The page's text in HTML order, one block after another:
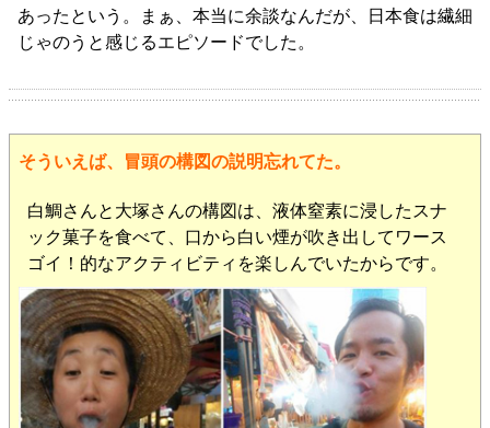
あったという。まぁ、本当に余談なんだが、日本食は繊細
じゃのうと感じるエピソードでした。
そういえば、冒頭の構図の説明忘れてた。
白鯛さんと大塚さんの構図は、液体窒素に浸したスナ
ック菓子を食べて、口から白い煙が吹き出してワース
ゴイ！的なアクティビティを楽しんでいたからです。